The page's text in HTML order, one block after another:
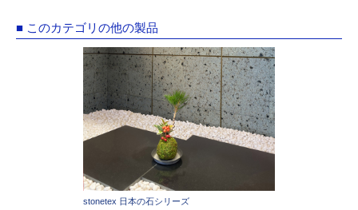
■ このカテゴリの他の製品
stonetex 日本の石シリーズ